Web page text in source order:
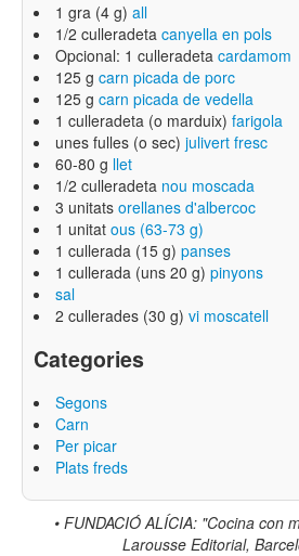
1 gra (4 g) all
1/2 culleradeta canyella en pols
Opcional: 1 culleradeta cardamom
125 g carn picada de porc
125 g carn picada de vedella
1 culleradeta (o marduix) farigola
unes fulles (o sec) julivert fresc
60-80 g llet
1/2 culleradeta nou moscada
3 unitats orellanes d'albercoc
1 unitat ous (63-73 g)
1 cullerada (15 g) panses
1 cullerada (uns 20 g) pinyons
sal
2 cullerades (30 g) vi moscatell
Categories
Segons
Carn
Per picar
Plats freds
• FUNDACIÓ ALÍCIA: "Cocina con
Larousse Editorial,